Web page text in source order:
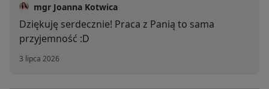
mgr Joanna Kotwica
Dziękuję serdecznie! Praca z Panią to sama
przyjemność :D
3 lipca 2026